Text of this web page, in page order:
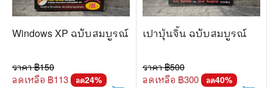
Windows XP ฉบับสมบูรณ์
ราคา ฿150
ลดเหลือ ฿113 ลด24%
เปาบุ้นจิ้น ฉบับสมบูรณ์
ราคา ฿500
ลดเหลือ ฿300 ลด40%